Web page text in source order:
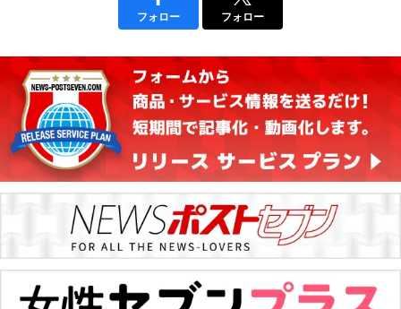
フォロー フォロー